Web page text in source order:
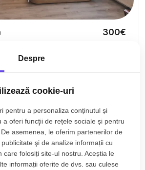
300€
baie
de inchiriat
in Sibiu Ultracentral
in Sibiu Cedonia
de inchiriat
Despre
cookie-uri
pentru a personaliza conținutul și
a oferi funcţii de rețele sociale și pentru
asemenea, le oferim partenerilor de
şi de analize informații cu
care folosiți site-ul nostru. Aceștia le
informații oferite de dvs. sau culese